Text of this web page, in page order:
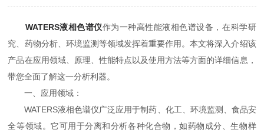
WATERS液相色谱仪作为一种高性能液相色谱设备，在科学研
究、药物分析、环境监测等领域发挥着重要作用。本文将深入介绍该
产品在应用领域、原理、性能特点以及使用方法等方面的详细信息，
带您全面了解这一分析利器。
一、应用领域：
WATERS液相色谱仪广泛应用于制药、化工、环境监测、食品安
全等领域。它可用于分离和分析各种化合物，如药物成分、生物样